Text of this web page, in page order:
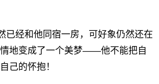
已经和他同宿一房，可好象仍然还在
地变成了一个美梦——他不能把自
己的怀抱！